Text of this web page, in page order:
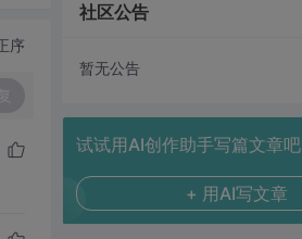
序
社区公告
暂无公告
试试用AI创作助手写篇文章吧
+ 用AI写文章